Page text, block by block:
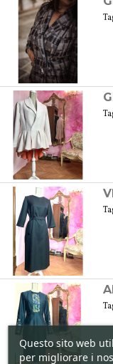
Questo sito web
per migliorare i